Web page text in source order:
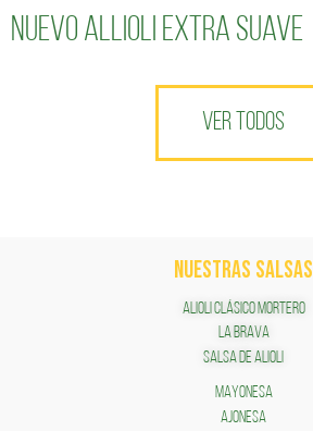
Nuevo Allioli Extra Suave
VER TODOS
NUESTRAS SALSAS
ALIOLI CLÁSICO MORTERO
LA BRAVA
SALSA DE ALIOLI
MAYONESA
AJONESA